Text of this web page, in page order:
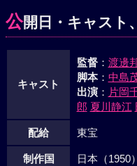
公開日・キャスト
キャスト
監督： 渡邊
脚本： 中島
出演： 片岡
郎 夏川静江
配給 東宝
制作国 日本（1950）